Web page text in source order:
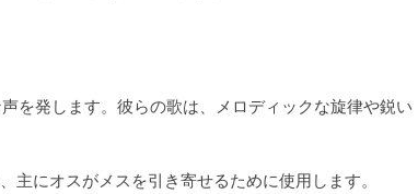
を発します。彼らの歌は、メロディックな旋律や鋭い
主にオスがメスを引き寄せるために使用します。